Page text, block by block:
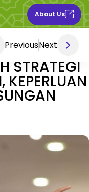
About Us
PreviousNext
STRATEGI